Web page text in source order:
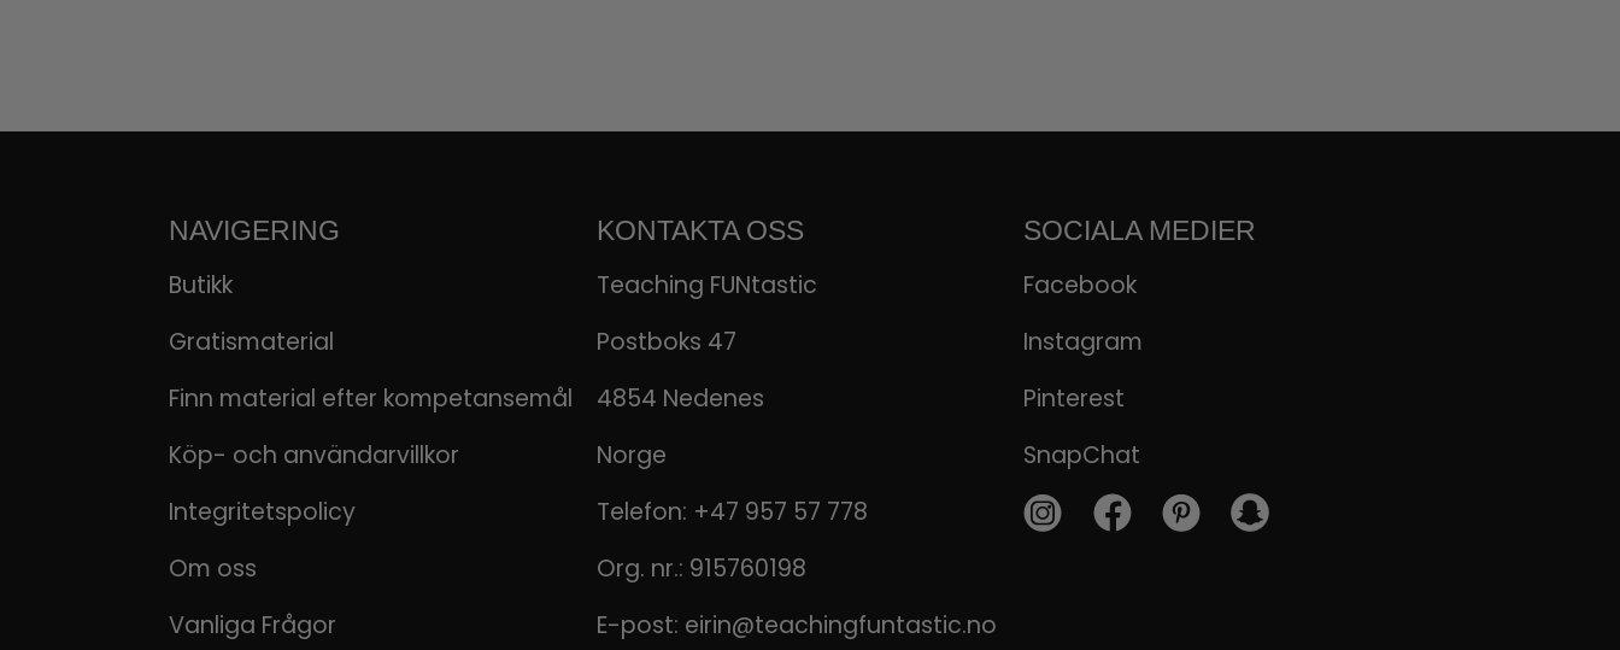
NAVIGERING
Butikk
Gratismaterial
Finn material efter kompetansemål
Köp- och användarvillkor
Integritetspolicy
Om oss
Vanliga Frågor
KONTAKTA OSS
Teaching FUNtastic
Postboks 47
4854 Nedenes
Norge
Telefon: +47 957 57 778
Org. nr.: 915760198
E-post: eirin@teachingfuntastic.no
SOCIALA MEDIER
Facebook
Instagram
Pinterest
SnapChat